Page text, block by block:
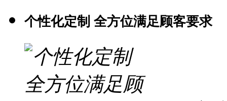
个性化定制 全方位满足顾客要求